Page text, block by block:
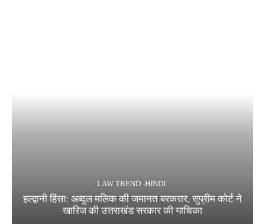
LAW TREND -HINDI
हल्द्वानी हिंसा: अब्दुल मलिक की जमानत बरकरार, सुप्रीम कोर्ट ने
खारिज की उत्तराखंड सरकार की याचिका